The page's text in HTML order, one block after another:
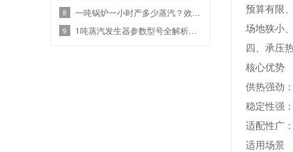
预算有限
场地狭小
四、承压
核心优势
供热强劲
稳定性强
适配性广
适用场景
8
9